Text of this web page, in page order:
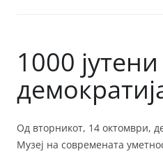
1000
Од вторникот, 14 октомври,
Музеј на современата